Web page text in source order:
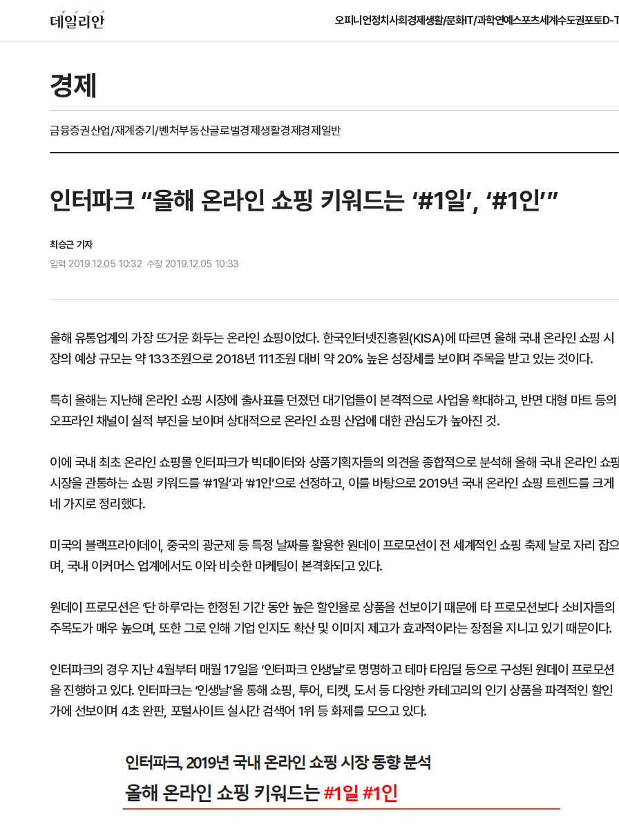
오피니언정치사회경제생활/문화IT/과학연예스포츠세계수도권포토D-
경제
금융증권산업/재계중기/벤처부동산글로벌경제생활경제경제일반
인터파크 “올해 온라인 쇼핑 키워드는 ‘#1일’, ‘#1인’”
최승근 기자
입력 2019.12.05 10:32 수정 2019.12.05 10:33
올해 유통업계의 가장 뜨거운 화두는 온라인 쇼핑이었다. 한국인터넷진흥원(KISA)에 따르면 올해 국내 온라인 쇼핑 시
장의 예상 규모는 약 133조원으로 2018년 111조원 대비 약 20% 높은 성장세를 보이며 주목을 받고 있는 것이다.
특히 올해는 지난해 온라인 쇼핑 시장에 출사표를 던졌던 대기업들이 본격적으로 사업을 확대하고, 반면 대형 마트 등의
오프라인 채널이 실적 부진을 보이며 상대적으로 온라인 쇼핑 산업에 대한 관심도가 높아진 것.
이에 국내 최초 온라인 쇼핑몰 인터파크가 빅데이터와 상품기획자들의 의견을 종합적으로 분석해 올해 국내 온라인 쇼
시장을 관통하는 쇼핑 키워드를 ‘#1일’과 ‘#1인’으로 선정하고, 이를 바탕으로 2019년 국내 온라인 쇼핑 트렌드를 크게
네 가지로 정리했다.
미국의 블랙프라이데이, 중국의 광군제 등 특정 날짜를 활용한 원데이 프로모션이 전 세계적인 쇼핑 축제 날로 자리 잡
며, 국내 이커머스 업계에서도 이와 비슷한 마케팅이 본격화되고 있다.
원데이 프로모션은 ‘단 하루’라는 한정된 기간 동안 높은 할인율로 상품을 선보이기 때문에 타 프로모션보다 소비자들의
주목도가 매우 높으며, 또한 그로 인해 기업 인지도 확산 및 이미지 제고가 효과적이라는 장점을 지니고 있기 때문이다.
인터파크의 경우 지난 4월부터 매월 17일을 ‘인터파크 인생날’로 명명하고 테마 타임딜 등으로 구성된 원데이 프로모션
을 진행하고 있다. 인터파크는 ‘인생날’을 통해 쇼핑, 투어, 티켓, 도서 등 다양한 카테고리의 인기 상품을 파격적인 할인
가에 선보이며 4초 완판, 포털사이트 실시간 검색어 1위 등 화제를 모으고 있다.
1
인천서 엄마 살해한 18세 아
지 않냐" 질문에 ‘묵묵부답’
2
"돈 되는 건 다한다" 작정한
소탕 작전 개시
원인은 [오늘 날씨]
4
[데일리안 오늘뉴스 종합] 주
정리 등
5
죄…혈중알코올농도 0.03%